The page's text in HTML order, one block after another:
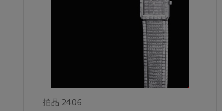
拍品 2406